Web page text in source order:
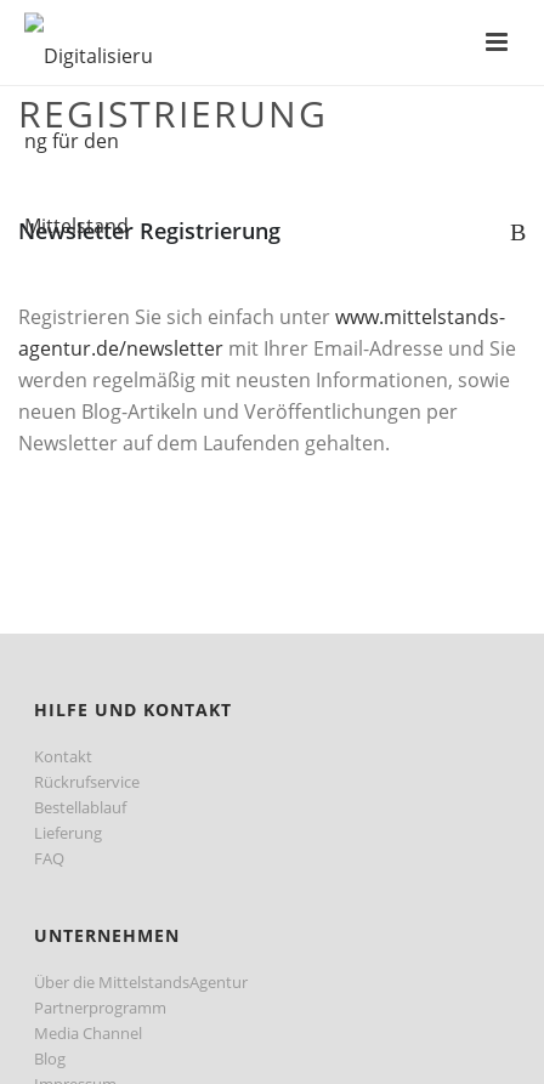
NEWSLETTER
REGISTRIERUNG
B
Newsletter Registrierung
Registrieren Sie sich einfach unterwww.mittelstands-
agentur.de/newsletter mit Ihrer Email-Adresse und Sie
werden regelmäßig mit neusten Informationen, sowie
neuen Blog-Artikeln und Veröffentlichungen per
Newsletter auf dem Laufenden gehalten.
HILFE UND KONTAKT
Kontakt
Rückrufservice
Bestellablauf
Lieferung
FAQ
UNTERNEHMEN
Über die MittelstandsAgentur
Partnerprogramm
Media Channel
Blog